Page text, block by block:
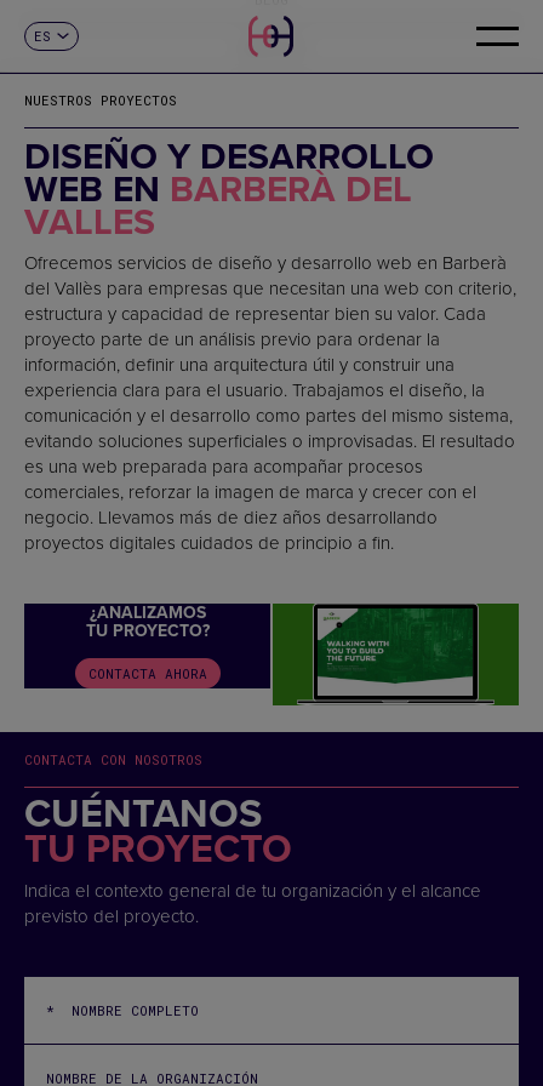
ES
FR
DE
IT
PT
CONTACTO
NUESTROS PROYECTOS
DISEÑO Y DESARROLLO
WEB EN BARBERÀ DEL
VALLES
Ofrecemos servicios de diseño y desarrollo web en Barberà
del Vallès para empresas que necesitan una web con criterio,
estructura y capacidad de representar bien su valor. Cada
proyecto parte de un análisis previo para ordenar la
información, definir una arquitectura útil y construir una
experiencia clara para el usuario. Trabajamos el diseño, la
comunicación y el desarrollo como partes del mismo sistema,
evitando soluciones superficiales o improvisadas. El resultado
es una web preparada para acompañar procesos
comerciales, reforzar la imagen de marca y crecer con el
negocio. Llevamos más de diez años desarrollando
proyectos digitales cuidados de principio a fin.
¿ANALIZAMOS
TU PROYECTO?
CONTACTA AHORA
CONTACTA CON NOSOTROS
CUÉNTANOS
TU PROYECTO
Indica el contexto general de tu organización y el alcance
previsto del proyecto.